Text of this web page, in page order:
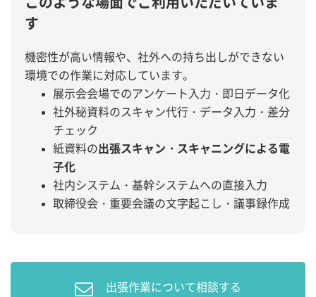
す
機密性が高い情報や、社外への持ち出しができない
環境での作業に対応しています。
展示会会場でのアンケート入力・即日データ化
社外秘資料のスキャン代行・データ入力・差分
チェック
紙資料の出張スキャン・スキャニングによる電
子化
社内システム・基幹システムへの直接入力
取締役会・重要会議の文字起こし・議事録作成
出張作業について相談する